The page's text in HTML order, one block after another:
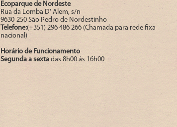
Ecoparque de Nordeste
Rua da Lomba D' Alem, s/n
9630-250 São Pedro de Nordestinho
Telefone:(+351) 296 486 266 (Chamada para rede fixa
nacional)
Horário de Funcionamento
Segunda a sexta das 8h00 ás 16h00